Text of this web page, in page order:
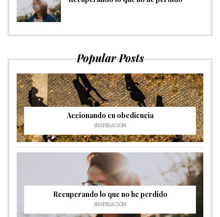
Popular Posts
Accionando en obediencia
INSPIRACIÓN
Recuperando lo que no he perdido
INSPIRACIÓN